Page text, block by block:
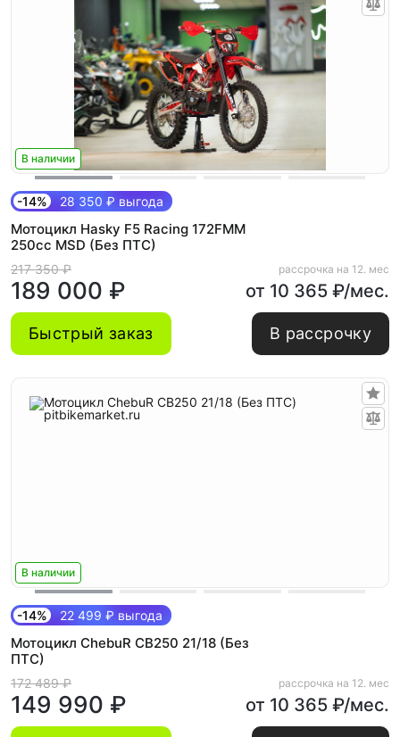
В наличии
-14% 28 350 ₽ выгода
Мотоцикл Hasky F5 Racing 172FMM
250cc MSD (Без ПТС)
217 350 ₽
189 000 ₽
рассрочка на 12. мес
от 10 365 ₽/мес.
Быстрый заказ В рассрочку
В наличии
-14% 22 499 ₽ выгода
Мотоцикл ChebuR CB250 21/18 (Без
ПТС)
172 489 ₽
149 990 ₽
рассрочка на 12. мес
от 10 365 ₽/мес.